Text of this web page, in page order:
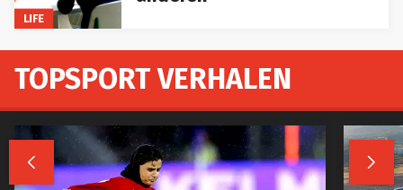
LIFE
TOPSPORT VERHALEN
 